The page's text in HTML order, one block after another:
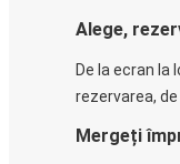
Alege,
De la ecran la
rezervarea,
Mergeți